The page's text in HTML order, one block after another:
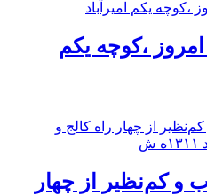
،کوچه یکم
و کم‌نظیر از چهار